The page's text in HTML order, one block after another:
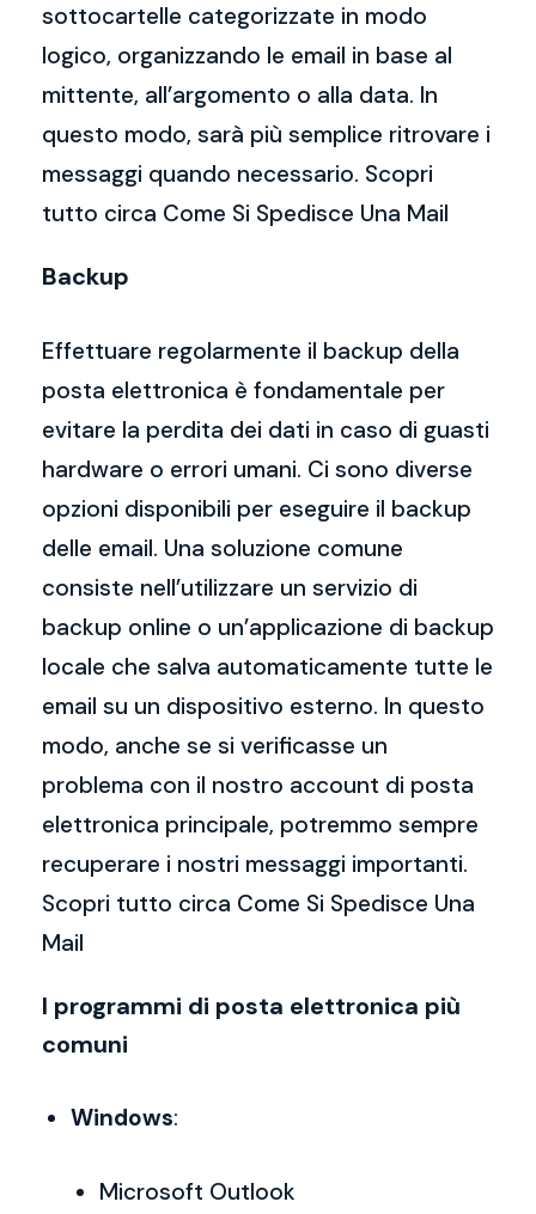
sottocartelle categorizzate in modo
logico, organizzando le email in base al
mittente, all’argomento o alla data. In
questo modo, sarà più semplice ritrovare i
messaggi quando necessario. Scopri
tutto circa Come Si Spedisce Una Mail
Backup
Effettuare regolarmente il backup della
posta elettronica è fondamentale per
evitare la perdita dei dati in caso di guasti
hardware o errori umani. Ci sono diverse
opzioni disponibili per eseguire il backup
delle email. Una soluzione comune
consiste nell’utilizzare un servizio di
backup online o un’applicazione di backup
locale che salva automaticamente tutte le
email su un dispositivo esterno. In questo
modo, anche se si verificasse un
problema con il nostro account di posta
elettronica principale, potremmo sempre
recuperare i nostri messaggi importanti.
Scopri tutto circa Come Si Spedisce Una
Mail
I programmi di posta elettronica più
comuni
Windows:
Microsoft Outlook